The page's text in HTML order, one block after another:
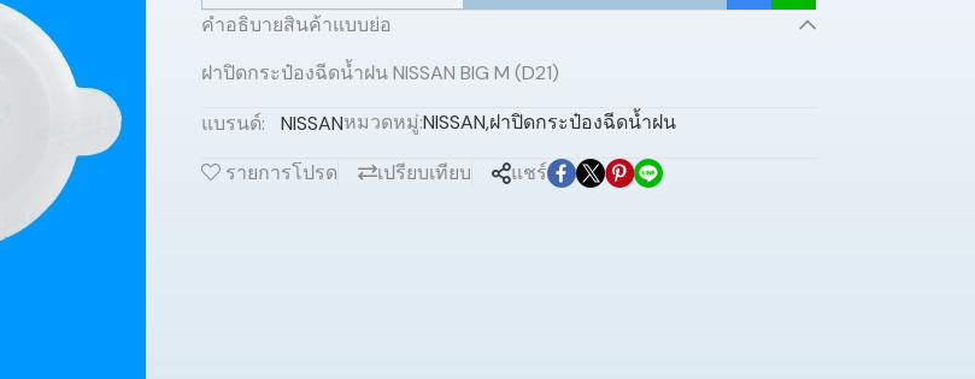
คำอธิบายสินค้าแบบย่อ
ฝาปิดกระป๋องฉีดน้ำฝน NISSAN BIG M (D21)
แบรนด์:
NISSANหมวดหมู่:NISSAN,ฝาปิดกระป๋องฉีดน้ำฝน
รายการโปรด
เปรียบเทียบ แชร์